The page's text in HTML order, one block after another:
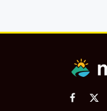
Facebook
X